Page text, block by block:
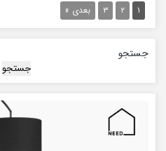
۱ ۲ ۳ بعدی »
جستجو
جستجو